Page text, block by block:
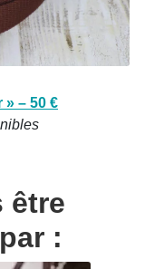
» – 50 €
être
: